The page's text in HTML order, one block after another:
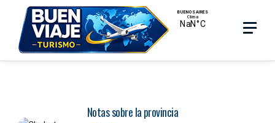
content
Menu
Notas sobre la provincia